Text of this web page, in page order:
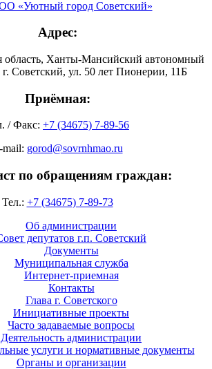
«Уютный город Советский»
Адрес:
область, Ханты-Мансийский автономный
Советский, ул. 50 лет Пионерии, 11Б
Приёмная:
/ Факс: +7 (34675) 7-89-56
mail: gorod@sovrnhmao.ru
по обращениям граждан:
Тел.: +7 (34675) 7-89-73
Об администрации
депутатов г.п. Советский
Документы
Муниципальная служба
Интернет-приемная
Контакты
Глава г. Советского
Инициативные проекты
Часто задаваемые вопросы
Деятельность администрации
услуги и нормативные документы
Органы и организации